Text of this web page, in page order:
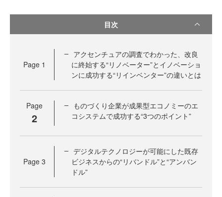
目次
Page 1
アクセンチュアの調査でわかった、改良
に終始する“リノベーター”とイノベーショ
ンに成功する“リインベンター”の違いとは
Page
2
ものづくり企業が成果型エコノミーのエ
コシステムで成功する“3つのポイント”
Page 3
デジタルテクノロジーが可能にした既存
ビジネスからの“リバンドル”と“アンバン
ドル”